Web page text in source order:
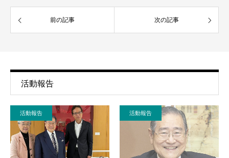
前の記事 次の記事
活動報告
活動報告 活動報告